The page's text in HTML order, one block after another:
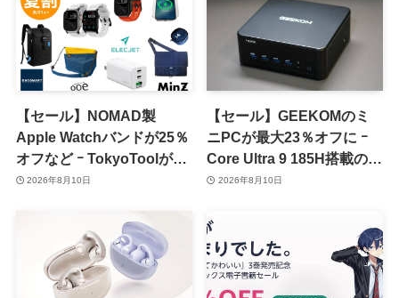
【セール】NOMAD製
Apple Watchバンドが25％
オフなど ｰ TokyoToolが
｢2026 夏割 SUMMER
2026年8月10日
【セール】GEEKOMのミ
ニPCが最大23％オフに ｰ
Core Ultra 9 185H搭載の
｢IT13 Max｣が15％オフなど
2026年8月10日